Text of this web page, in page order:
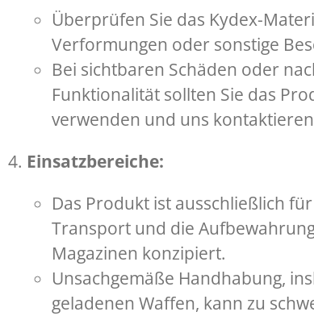
Überprüfen Sie das Kydex-
Verformungen oder sonstige
Bei sichtbaren Schäden oder
Funktionalität sollten Sie das
verwenden und uns
Einsatzbereiche:
Das Produkt ist ausschließlich
Transport und die
Magazinen konzipiert.
Unsachgemäße Handhabung,
geladenen Waffen, kann zu